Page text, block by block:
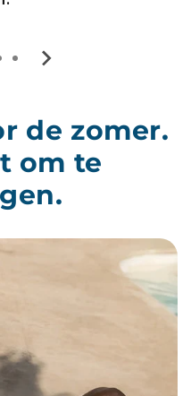
de zomer.
om te